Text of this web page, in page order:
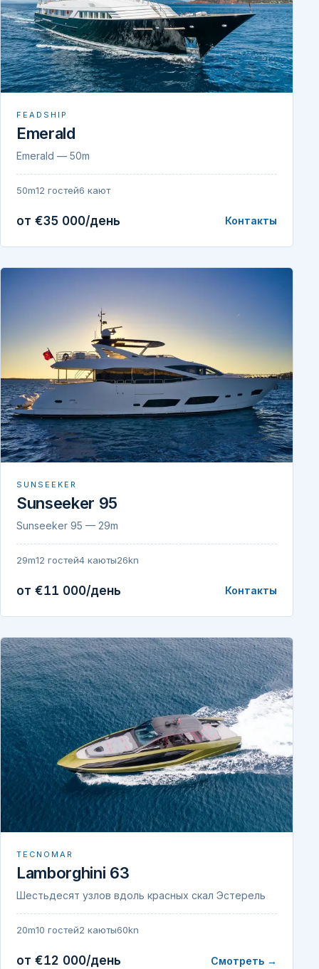
FEADSHIP
Emerald
Emerald — 50m
50m12 гостей6 кают
от €35 000/день Контакты
SUNSEEKER
Sunseeker 95
Sunseeker 95 — 29m
29m12 гостей4 каюты26kn
от €11 000/день Контакты
TECNOMAR
Lamborghini 63
Шестьдесят узлов вдоль красных скал Эстерель
20m10 гостей2 каюты60kn
от €12 000/день Смотреть →